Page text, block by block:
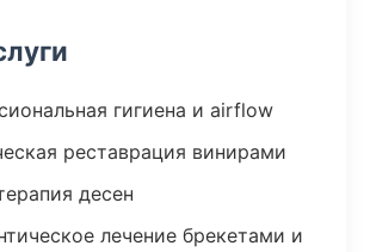
гигиена и airflow
реставрация винирами
десен
лечение брекетами и